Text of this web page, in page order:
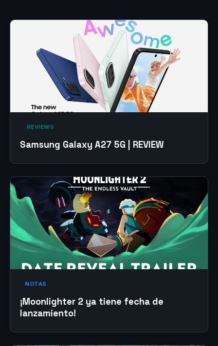
‎ REVIEWS‎
Samsung Galaxy A27 5G | REVIEW
NOTAS
¡Moonlighter 2 ya tiene fecha de
lanzamiento!